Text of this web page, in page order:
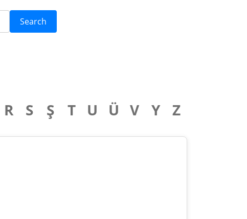
Search
R S Ş T U Ü V Y Z